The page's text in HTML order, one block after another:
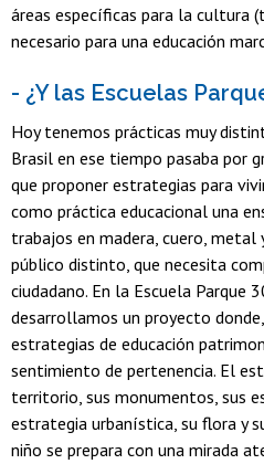
áreas específicas para la cultura
necesario para una educación
- ¿Y las Escuelas
Hoy tenemos prácticas muy
Brasil en ese tiempo pasaba por
que proponer estrategias para
como práctica educacional una
trabajos en madera, cuero, metal
público distinto, que necesita
ciudadano. En la Escuela Parque
desarrollamos un proyecto
estrategias de educación
sentimiento de pertenencia. El
territorio, sus monumentos, sus
estrategia urbanística, su flora y
niño se prepara con una mirada